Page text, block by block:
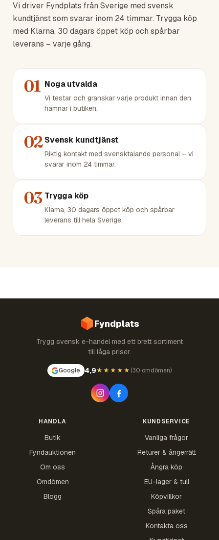
Vi driver Fyndplats från Sverige med svensk
kundtjänst som svarar inom 24 timmar. Trygga köp
med Klarna, 30 dagars öppet köp och spårbar
leverans – varje gång.
01 Noga utvalda
Vi testar och granskar varje produkt innan den
hamnar i butiken.
02 Svensk kundtjänst
Riktig kontakt med svensktalande personal – vi
svarar inom 24 timmar.
03 Trygga köp
Klarna, 30 dagars öppet köp och spårbar
leverans till hela Sverige.
Fyndplats
Trygg svensk e-handel med ett brett sortiment
till låga priser.
Google 4,9★★★★★ (30 omdömen)
HANDLA
Butik
Fyndauktionen
Om oss
Omdömen
Blogg
KUNDSERVICE
Vanliga frågor
Returer & ångerrätt
Ångra köp
EU-lager & tull
Köpvillkor
Spåra paket
Kontakta oss